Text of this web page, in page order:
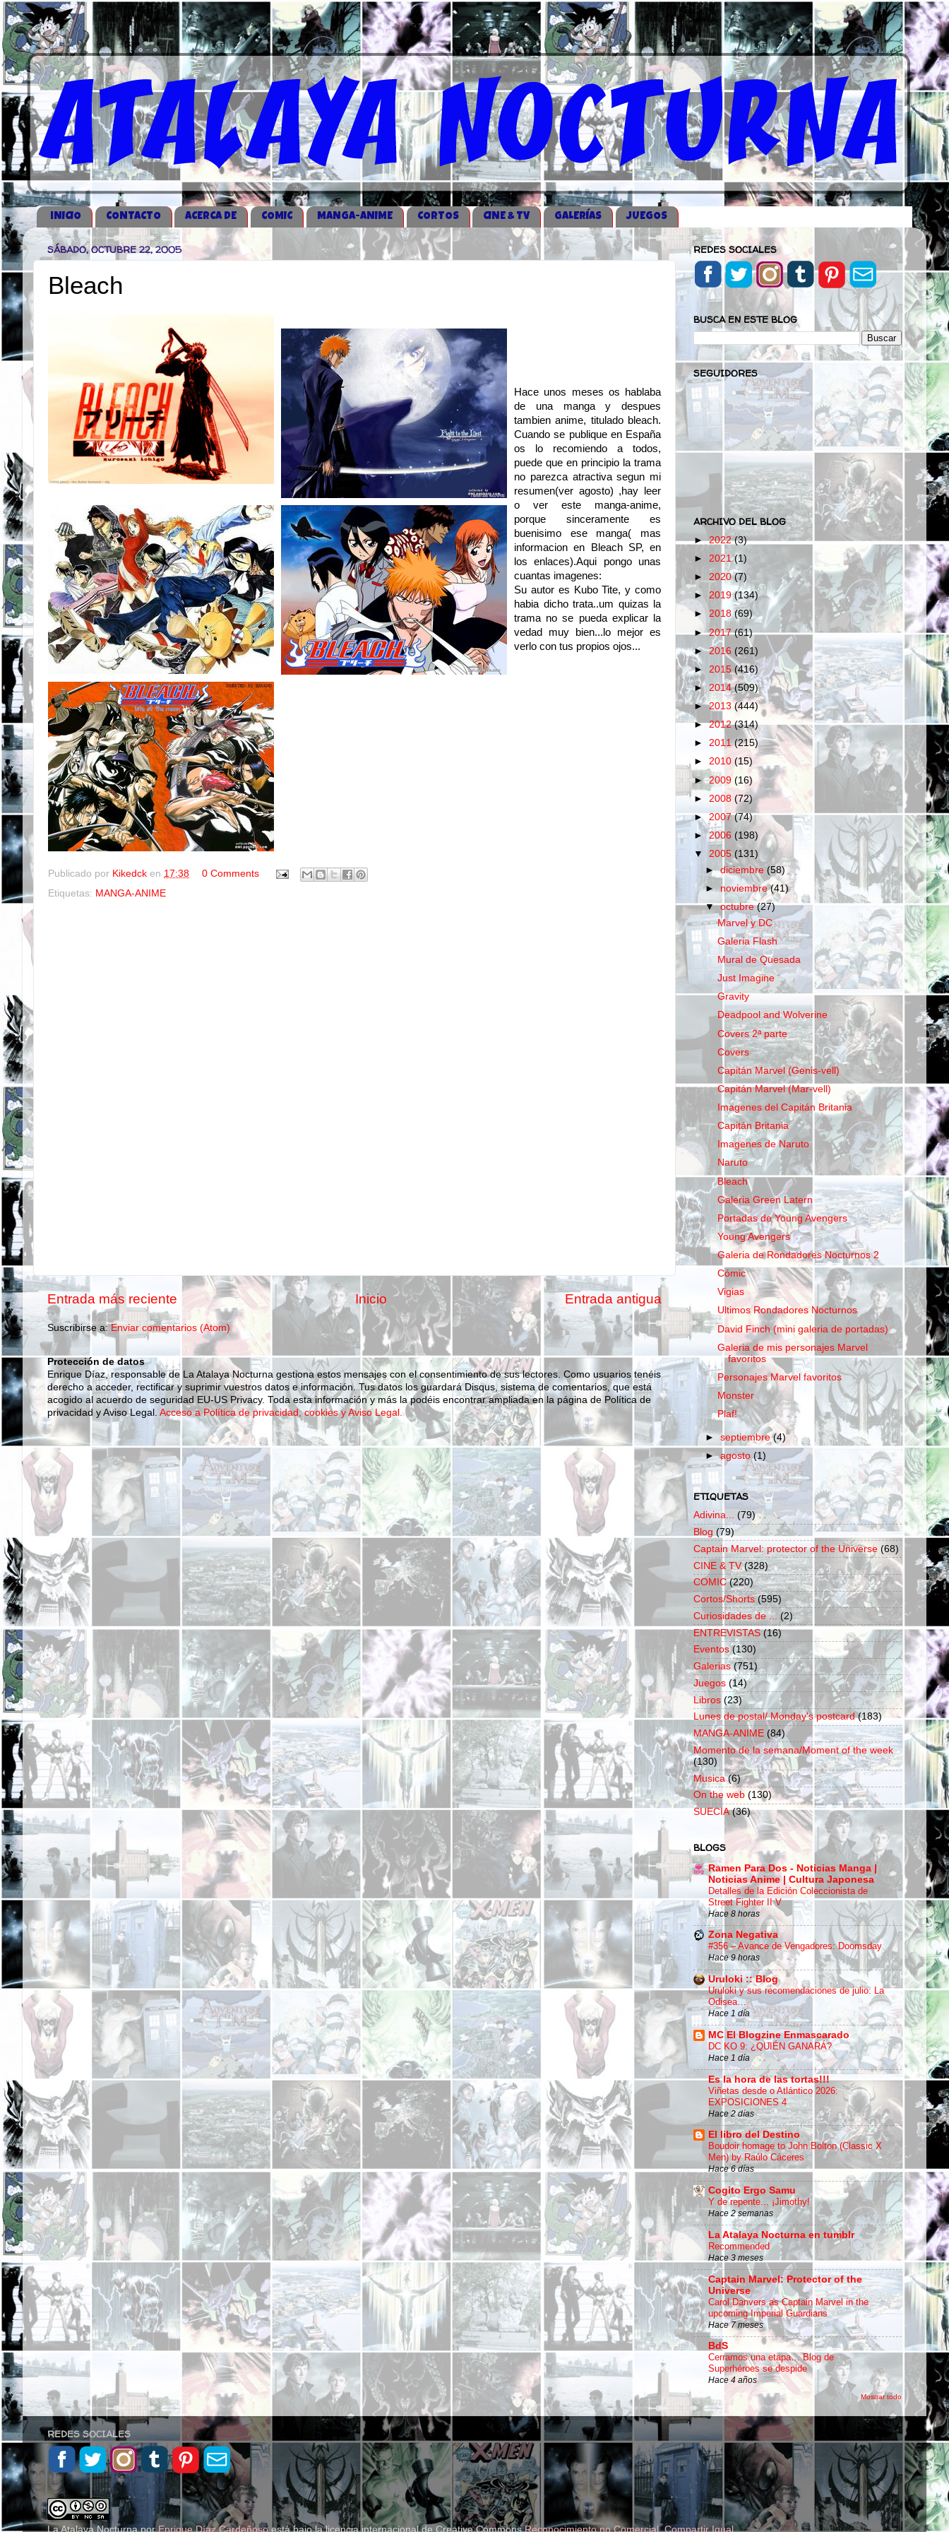
iNICIO CONTACTO ACERCA DE COMIC MANGA-ANIME CORTOS CINE & TV GALERÍAS JUEGOS
SÁBADO, OCTUBRE 22, 2005
Bleach
Hace unos meses os hablaba
de una manga y despues
tambien anime, titulado bleach.
Cuando se publique en España
os lo recomiendo a todos,
puede que en principio la trama
no parezca atractiva segun mi
resumen(ver agosto) ,hay leer
o ver este manga-anime,
porque sinceramente es
buenisimo ese manga( mas
informacion en Bleach SP, en
los enlaces).Aqui pongo unas
cuantas imagenes:
Su autor es Kubo Tite, y como
habia dicho trata..um quizas la
trama no se pueda explicar la
vedad muy bien...lo mejor es
verlo con tus propios ojos...
Publicado por Kikedck en 17:38
0 Comments
Etiquetas: MANGA-ANIME
Entrada más reciente Entrada antigua
Inicio
Suscribirse a: Enviar comentarios (Atom)
Protección de datos
Enrique Díaz, responsable de La Atalaya Nocturna gestiona estos mensajes con el consentimiento de sus lectores. Como usuarios tenéis
derecho a acceder, rectificar y suprimir vuestros datos e información. Tus datos los guardará Disqus, sistema de comentarios, que está
acogido al acuerdo de seguridad EU-US Privacy. Toda esta información y más la podéis encontrar ampliada en la página de Política de
privacidad y Aviso Legal. Acceso a Política de privacidad, cookies y Aviso Legal.
REDES SOCIALES
BUSCA EN ESTE BLOG
SEGUIDORES
ARCHIVO DEL BLOG
►2022(3)
► 2021(1)
► 2020(7)
► 2019(134)
► 2018(69)
►2017(61)
►2016 (261)
► 2015 (416)
► 2014(509)
►2013 (444)
►2012(314)
► 2011(215)
► 2010 (15)
►2009 (16)
► 2008 (72)
► 2007(74)
►2006 (198)
▼ 2005 (131)
►diciembre (58)
► noviembre(41)
▼octubre(27)
Marvel y DC
Galeria Flash
Mural de Quesada
Just Imagine
Gravity
Deadpool and Wolverine
Covers 2ª parte
Covers
Capitán Marvel (Genis-vell)
Capitán Marvel (Mar-vell)
Imagenes del Capitán Britania
Capitán Britania
Imagenes de Naruto
Naruto
Bleach
Galeria Green Latern
Portadas de Young Avengers
Young Avengers
Galeria de Rondadores Nocturnos 2
Cómic
Vigias
Ultimos Rondadores Nocturnos
David Finch (mini galeria de portadas)
Galeria de mis personajes Marvel
favoritos
Personajes Marvel favoritos
Monster
Plaf!
►septiembre(4)
►agosto(1)
ETIQUETAS
Adivina... (79)
Blog (79)
Captain Marvel: protector of the Universe (68)
CINE & TV (328)
COMIC (220)
Cortos/Shorts (595)
Curiosidades de ...
(2)
ENTREVISTAS (16)
Eventos (130)
Galerias (751)
Juegos (14)
Libros (23)
Lunes de postal/ Monday's postcard (183)
MANGA-ANIME (84)
Momento de la semana/Moment of the week
(130)
Musica (6)
On the web (130)
SUECIA (36)
BLOGS
Ramen Para Dos - Noticias Manga |
Noticias Anime | Cultura Japonesa
Detalles de la Edición Coleccionista de
Street Fighter II V
Hace 8 horas
Zona Negativa
#356 – Avance de Vengadores: Doomsday
Hace 9 horas
Uruloki :: Blog
Uruloki y sus recomendaciones de julio: La
Odisea…
Hace 1 día
MC El Blogzine Enmascarado
DC KO 9: ¿QUIÉN GANARÁ?
Hace 1 día
Es la hora de las tortas!!!
Viñetas desde o Atlántico 2026:
EXPOSICIONES 4
Hace 2 días
El libro del Destino
Boudoir homage to John Bolton (Classic X
Men) by Raúlo Cáceres
Hace 6 días
Cogito Ergo Samu
Y de repente... ¡Jimothy!
Hace 2 semanas
La Atalaya Nocturna en tumblr
Recommended
Hace 3 meses
Captain Marvel: Protector of the
Universe
Carol Danvers as Captain Marvel in the
upcoming Imperial Guardians
Hace 7 meses
BdS
Cerramos una etapa… Blog de
Superhéroes se despide
Hace 4 años
Mostrar todo
REDES SOCIALES
La Atalaya NocturnaporEnrique Díaz Cardeñosoestá bajo la licencia internacional de Creative CommonsReconocimiento no Comercial, Compartir Igual.